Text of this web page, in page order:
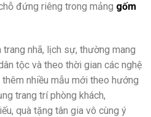
đứng riêng trong mảng gốm
trang nhã, lịch sự, thường mang
tộc và theo thời gian các nghệ
nhiều mẫu mới theo hướng
trang trí phòng khách,
quà tặng tân gia vô cùng ý